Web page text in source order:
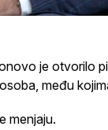
je otvorilo
među
menjaju.